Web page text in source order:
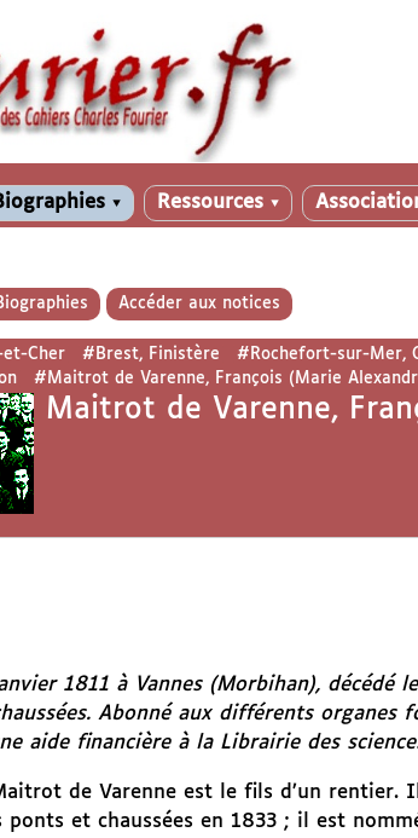
▼ Ressources ▼
Accéder aux notices
Cher #Brest, Finistère #Rochefort-sur-Mer,
#Maitrot de Varenne, François (Marie
Maitrot de Varenne,
1811 à Vannes (Morbihan), décédé
Abonné aux différents organes
aide financière à la Librairie des
de Varenne est le fils d’un rentier.
ponts et chaussées en 1833 ; il est